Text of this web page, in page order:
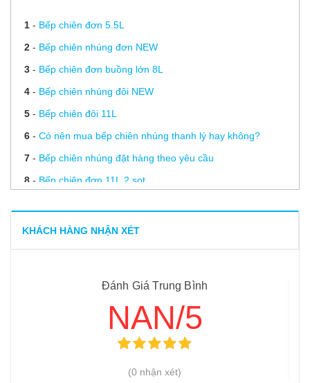
1- Bếp chiên đơn 5.5L
2- Bếp chiên nhúng đơn NEW
3- Bếp chiên đơn buồng lớn 8L
4- Bếp chiên nhúng đôi NEW
5- Bếp chiên đôi 11L
6- Có nên mua bếp chiên nhúng thanh lý hay không?
7- Bếp chiên nhúng đặt hàng theo yêu cầu
8- Bếp chiên đơn 11L 2 sọt
-
Bếp chiên nhúng đơn VERLY HY – 71
KHÁCH HÀNG NHẬN XÉT
Đánh Giá Trung Bình
NAN/5
(0 nhận xét)